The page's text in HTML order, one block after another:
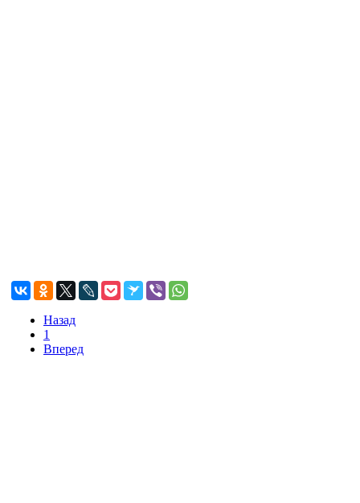
Назад
1
Вперед